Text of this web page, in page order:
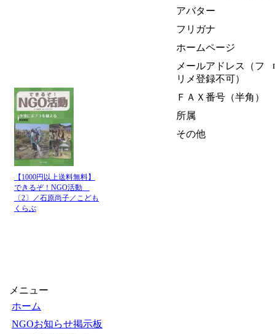
【1000円以上送料無料】
できるぞ！NGO活動
〔2〕／石原尚子／こども
くらぶ
メニュー
ホーム
NGOお知らせ掲示板
アバター
フリガナ
ホームページ
メールアドレス（フ
リメ登録不可）
ＦＡＸ番号（半角）
所属
その他